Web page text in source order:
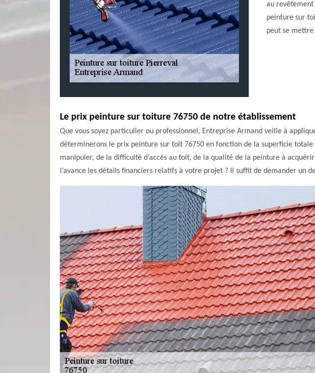
au revêtement
peinture sur
peut se
Le prix peinture sur toiture 76750 de notre établissement
Que vous soyez particulier ou professionnel, Entreprise Armand veille à
déterminerons le prix peinture sur toit 76750 en fonction de la superficie
manipuler, de la difficulté d’accès au toit, de la qualité de la peinture à
l’avance les détails financiers relatifs à votre projet ? Il suffit de demander un